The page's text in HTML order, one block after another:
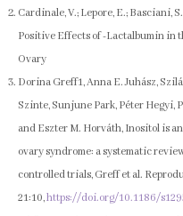
Cardinale, V.; Lepore, E.; Basciani,
Positive Effects of -Lactalbumin in
Ovary
Dorina Greff1, Anna E. Juhász,
Szinte, Sunjune Park, Péter Hegyi,
and Eszter M. Horváth, Inositol is
ovary syndrome: a systematic
controlled trials, Greff et al.
21:10,https://doi.org/10.1186/